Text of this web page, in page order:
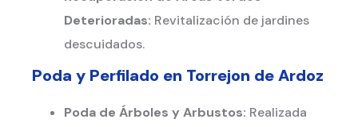
Deterioradas: Revitalización de jardines
descuidados.
Poda y Perfilado en Torrejon de Ardoz
Poda de Árboles y Arbustos: Realizada